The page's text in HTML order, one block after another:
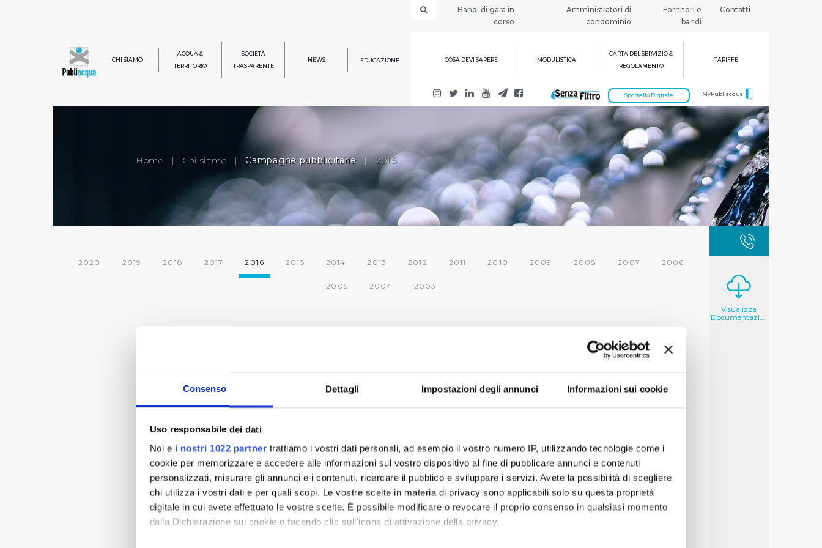
Consenso Dettagli Impostazioni degli annunci Informazioni sui cookie
Uso responsabile dei dati
Noi e i nostri 1022 partner trattiamo i vostri dati personali, ad esempio il vostro numero IP, utilizzando tecnologie come i
cookie per memorizzare e accedere alle informazioni sul vostro dispositivo al fine di pubblicare annunci e contenuti
personalizzati, misurare gli annunci e i contenuti, ricercare il pubblico e sviluppare i servizi. Avete la possibilità di scegliere
chi utilizza i vostri dati e per quali scopi. Le vostre scelte in materia di privacy sono applicabili solo su questa proprietà
digitale in cui avete effettuato le vostre scelte. È possibile modificare o revocare il proprio consenso in qualsiasi momento
dalla Dichiarazione sui cookie o facendo clic sull'icona di attivazione della privacy.
Bandi di gara in
corso
Amministratori di
condominio
Fornitori e
bandi
Contatti
CHI SIAMO
ACQUA &
TERRITORIO
SOCIETÀ
TRASPARENTE
NEWS EDUCAZIONE COSA DEVI SAPERE MODULISTICA
CARTA DEL SERVIZIO &
REGOLAMENTO
TARIFFE
MyPubliacqua
Sportello Digitale
Home | Chi siamo | Campagne pubblicitarie | 2016
2020 2019 2018 2017 2016 2015 2014 2013 2012 2011 2010 2009 2008 2007 2006
2005 2004 2003
Visualizza
Documentazione